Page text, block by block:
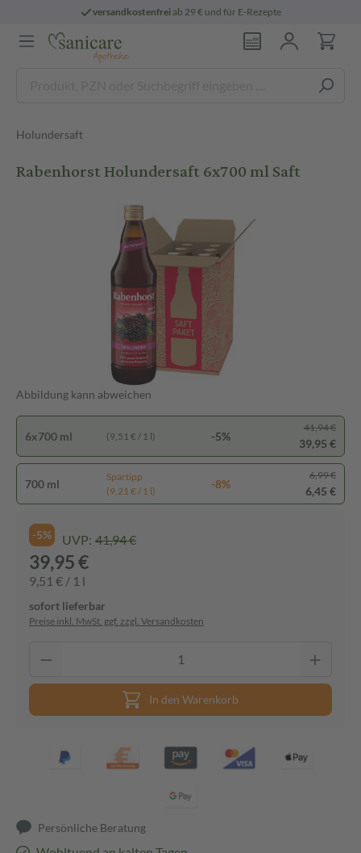
versandkostenfreiab 29 € und für E-Rezepte
Holundersaft
Rabenhorst Holundersaft 6x700 ml Saft
Abbildung kann abweichen
6x700 ml (9,51 € / 1 l) -5%
41,94 €
39,95 €
700 ml
Spartipp
(9,21 € / 1 l)
-8%
6,99 €
6,45 €
-5% UVP: 41,94 €
39,95 €
9,51 € / 1 l
sofort lieferbar
Preise inkl. MwSt. ggf. zzgl. Versandkosten
In den Warenkorb
Persönliche Beratung